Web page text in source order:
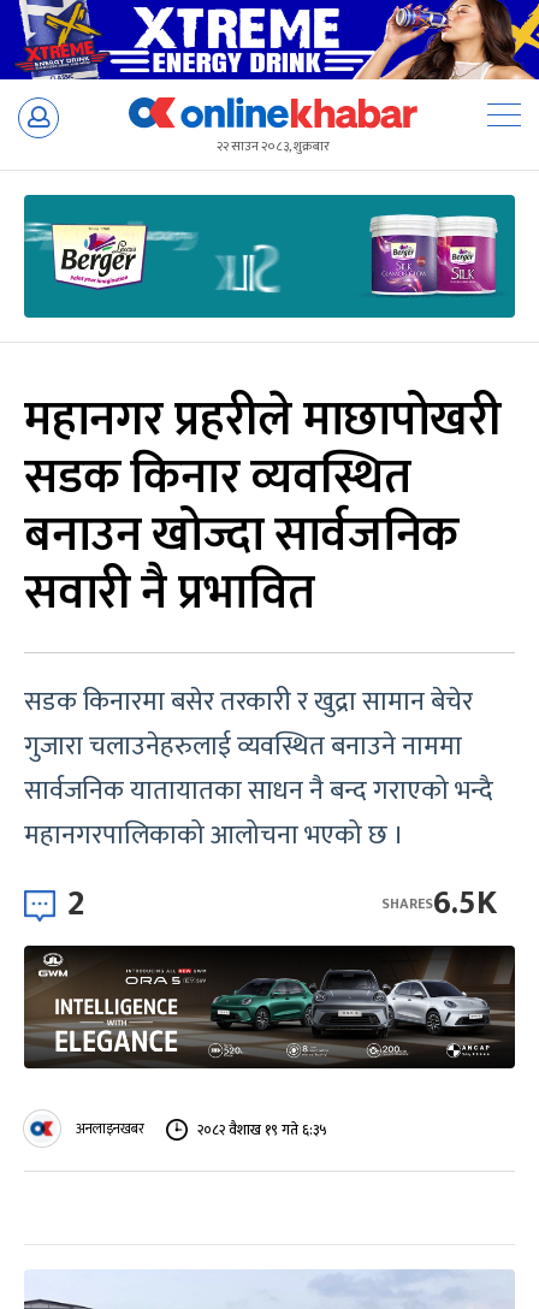
Skip
२२ साउन २०८३, शुक्रबार
महानगर प्रहरीले माछापोखरी
सडक किनार व्यवस्थित
बनाउन खोज्दा सार्वजनिक
सवारी नै प्रभावित
सडक किनारमा बसेर तरकारी र खुद्रा सामान बेचेर
गुजारा चलाउनेहरुलाई व्यवस्थित बनाउने नाममा
सार्वजनिक यातायातका साधन नै बन्द गराएको भन्दै
महानगरपालिकाको आलोचना भएको छ ।
2 6.5K
SHARES
अनलाइनखबर २०८२ वैशाख १९ गते ६:३५